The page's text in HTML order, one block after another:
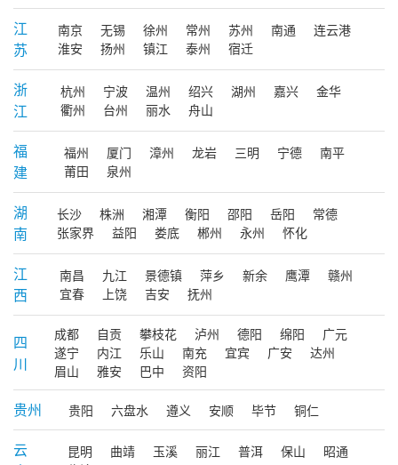
江
苏
南京 无锡 徐州 常州 苏州 南通
连云港
淮安
扬州 镇江 泰州 宿迁
浙
江
杭州 宁波 温州 绍兴 湖州 嘉兴
金华
衢州
台州 丽水 舟山
福
建
福州 厦门 漳州 龙岩 三明 宁德
南平
莆田
泉州
湖
南
长沙 株洲 湘潭 衡阳 邵阳 岳阳
常德
张家界
益阳 娄底 郴州 永州 怀化
江
西
南昌 九江 景德镇 萍乡 新余 鹰潭
赣州
宜春
上饶 吉安 抚州
四
川
成都 自贡 攀枝花 泸州 德阳 绵阳
广元
遂宁
内江 乐山 南充 宜宾 广安
达州
眉山
雅安 巴中 资阳
贵州 贵阳 六盘水 遵义 安顺 毕节 铜仁
云
昆明 曲靖 玉溪 丽江 普洱 保山
昭通